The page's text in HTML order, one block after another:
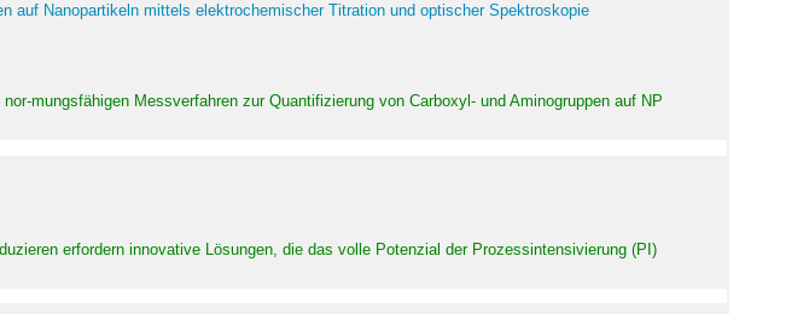
auf Nanopartikeln mittels elektrochemischer Titration und optischer Spektroskopie
mungsfähigen Messverfahren zur Quantifizierung von Carboxyl- und Aminogruppen auf NP
erfordern innovative Lösungen, die das volle Potenzial der Prozessintensivierung (PI)